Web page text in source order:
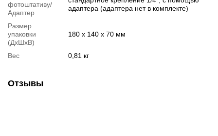
фотоштативу/
Адаптер
адаптера (адаптера нет в комплекте)
Размер
упаковки
(ДхШхВ)
180 x 140 x 70 мм
Вес 0,81 кг
Отзывы